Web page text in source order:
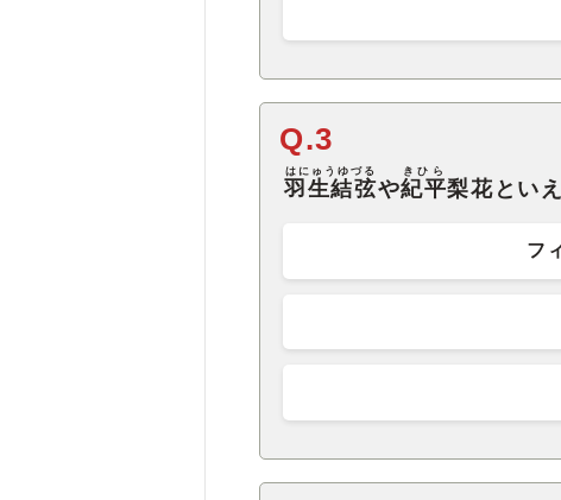
Q.3
羽生結弦
はにゅうゆづる
や紀平
きひら
梨花とい
フ